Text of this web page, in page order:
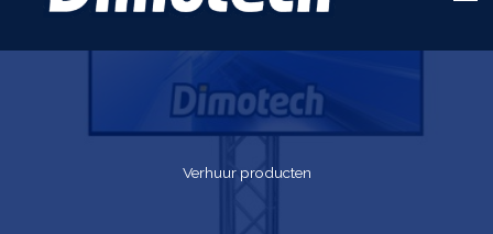
Verhuur producten